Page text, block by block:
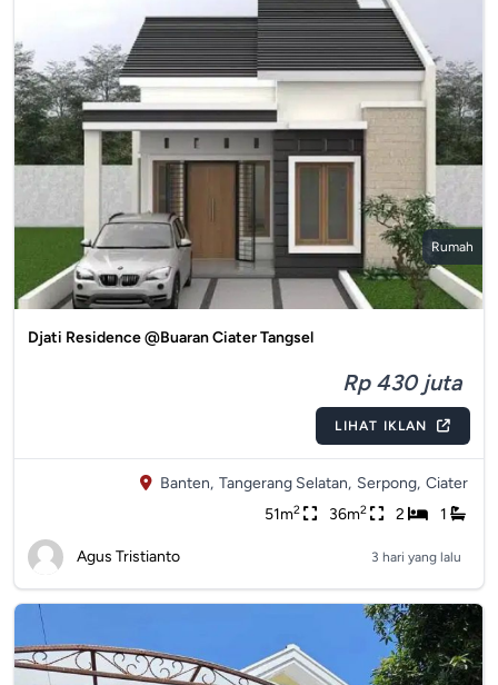
Rumah
Djati Residence @Buaran Ciater Tangsel
Rp 430 juta
LIHAT IKLAN
Banten, Tangerang Selatan, Serpong, Ciater
51m2 36m2 2 1
Agus Tristianto 3 hari yang lalu